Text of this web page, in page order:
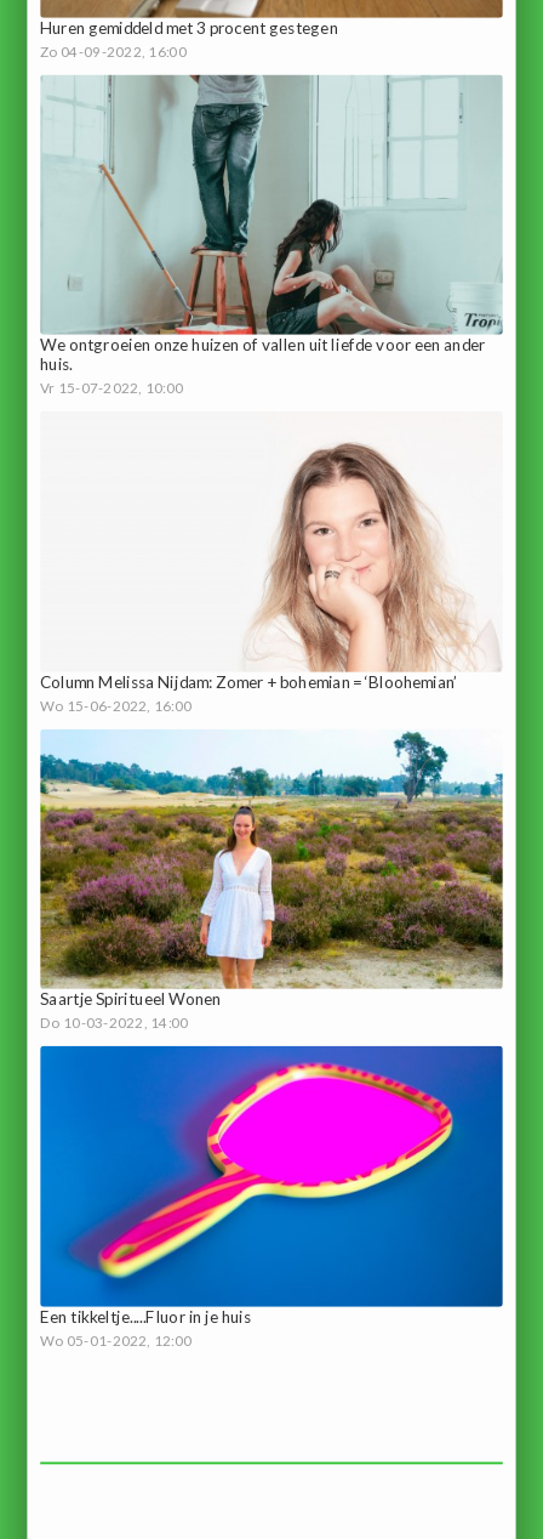
Huren gemiddeld met 3 procent gestegen
Zo 04-09-2022, 16:00
We ontgroeien onze huizen of vallen uit liefde voor een ander
huis.
Vr 15-07-2022, 10:00
Column Melissa Nijdam: Zomer + bohemian = ‘Bloohemian’
Wo 15-06-2022, 16:00
Saartje Spiritueel Wonen
Do 10-03-2022, 14:00
Een tikkeltje.....Fluor in je huis
Wo 05-01-2022, 12:00